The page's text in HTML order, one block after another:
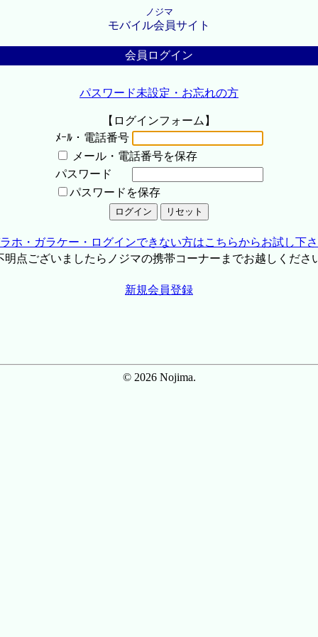
ノジマ
モバイル会員サイト
会員ログイン
パスワード未設定・お忘れの方
【ログインフォーム】
ﾒｰﾙ・電話番号
メール・電話番号を保存
パスワード
パスワードを保存
ホ・ガラケー・ログインできない方はこちらからお試し下
点ございましたらノジマの携帯コーナーまでお越しくださ
新規会員登録
© 2026 Nojima.